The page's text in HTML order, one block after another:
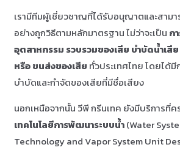
เรามีทีมผู้เชี่ยวชาญที่ได้รับอนุญาตและสามา
อย่างถูกวิธีตามหลักมาตรฐาน ไม่ว่าจะเป็น ก
อุตสาหกรรม รวบรวมของเสีย บำบัดน้ำเสีย
หรือ ขนส่งของเสีย ทั่วประเทศไทย โดยได้
บำบัดและกำจัดของเสียที่มีชื่อเสียง
นอกเหนือจากนั้น วีพี กรีนเทค ยังมีบริการที่
เทคโนโลยีการพัฒนาระบบน้ำ(Water
Technology and Vapor System Unit